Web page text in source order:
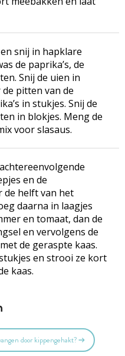
snij in hapklare
de paprika’s, de
Snij de uien in
pitten van de
in stukjes. Snij de
in blokjes. Meng de
voor slasaus.
en de
de helft van het
daarna in laagjes
en tomaat, dan de
en vervolgens de
de geraspte kaas.
en strooi ze kort
kaas.
door kippengehakt?